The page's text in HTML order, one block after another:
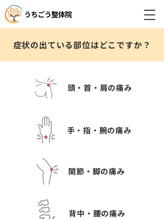
症状の出ている部位はどこですか？
頭・首・肩の痛み
手・指・腕の痛み
関節・脚の痛み
背中・腰の痛み